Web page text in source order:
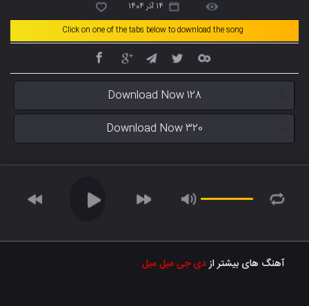
14 آذر 1404
Click on one of the tabs below to download the song
Download Now 128
Download Now 320
آهنگ های بیشتر ازدی جی میل میل